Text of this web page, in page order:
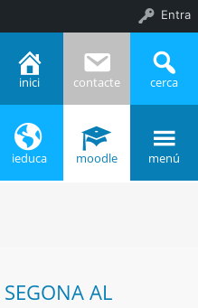
inici contacte cerca
ieduca moodle menú
AL
Entra